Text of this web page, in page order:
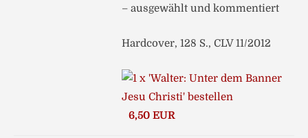
– ausgewählt und kommentiert
Hardcover, 128 S., CLV 11/2012
6,50 EUR